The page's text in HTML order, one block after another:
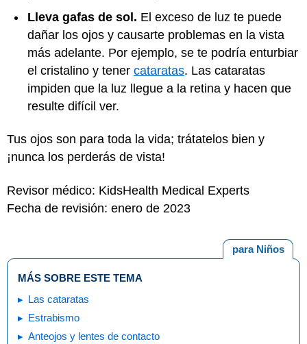
Lleva gafas de sol. El exceso de luz te puede
dañar los ojos y causarte problemas en la vista
más adelante. Por ejemplo, se te podría enturbiar
el cristalino y tener cataratas. Las cataratas
impiden que la luz llegue a la retina y hacen que
resulte difícil ver.
Tus ojos son para toda la vida; trátatelos bien y
¡nunca los perderás de vista!
Revisor médico: KidsHealth Medical Experts
Fecha de revisión: enero de 2023
para Niños
MÁS SOBRE ESTE TEMA
Las cataratas
Estrabismo
Anteojos y lentes de contacto